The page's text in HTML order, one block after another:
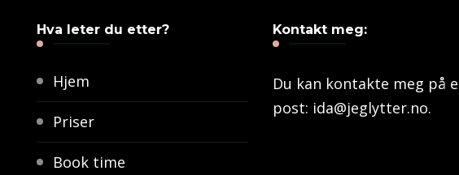
Hva leter du etter?
Hjem
Priser
Book time
Kontakt meg:
Du kan kontakte meg på
post: ida@jeglytter.no.